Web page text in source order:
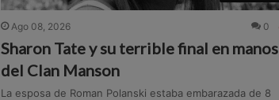
Ago 08, 2026 0
Sharon Tate y su terrible final en manos
del Clan Manson
La esposa de Roman Polanski estaba embarazada de 8